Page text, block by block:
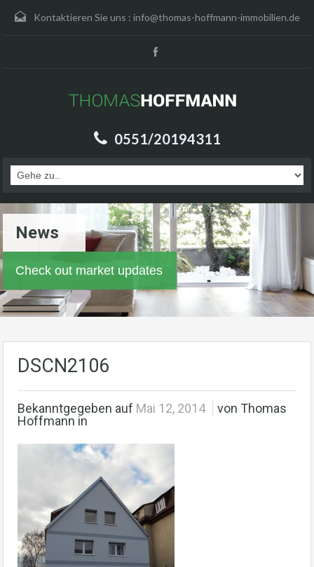
Kontaktieren Sie uns : info@thomas-hoffmann-immobilien.de
0551/20194311
News
Check out market updates
DSCN2106
Bekanntgegeben auf Mai 12, 2014
von Thomas
Hoffmann in